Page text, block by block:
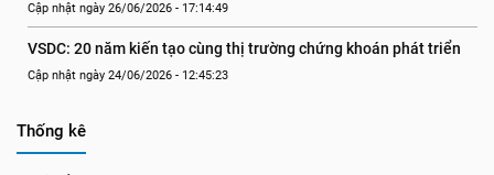
Cập nhật ngày 26/06/2026 - 17:14:49
VSDC: 20 năm kiến tạo cùng thị trường chứng khoán phát triển
Cập nhật ngày 24/06/2026 - 12:45:23
Thống kê